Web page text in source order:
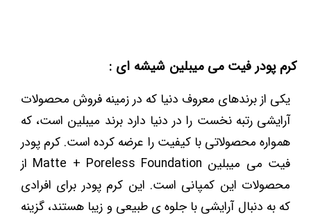
کرم پودر فیت می میبلین شیشه ای :
یکی از برندهای معروف دنیا که در زمینه فروش محصولات
آرایشی رتبه نخست را در دنیا دارد برند میبلین است، که
همواره محصولاتی با کیفیت را عرضه کرده است. کرم پودر
فیت می میبلین Matte + Poreless Foundation از
محصولات این کمپانی است. این کرم پودر برای افرادی
که به دنبال آرایشی با جلوه ی طبیعی و زیبا هستند، گزینه